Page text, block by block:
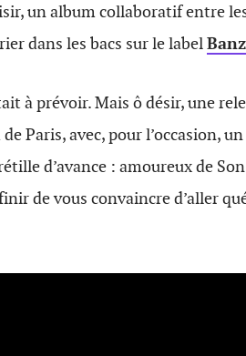
un album collaboratif entre
dans les bacs sur le label
à prévoir. Mais ô désir, une
Paris, avec, pour l’occasion,
d’avance : amoureux de
de vous convaincre d’aller